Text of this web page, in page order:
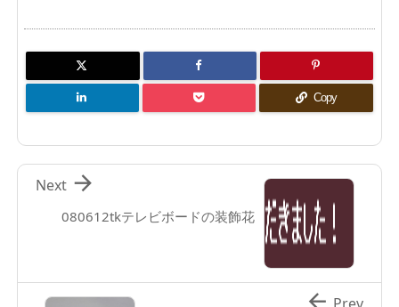
Copy
080612tkテレビボードの装飾花

Next
 Prev